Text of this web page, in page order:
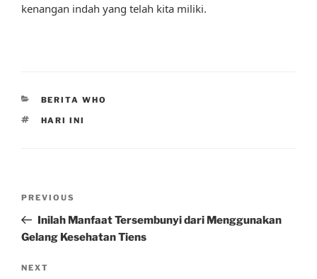
kenangan indah yang telah kita miliki.
CATEGORIES
BERITA WHO
TAGS
HARI INI
Previous
Post
PREVIOUS
Inilah Manfaat Tersembunyi dari Menggunakan
Gelang Kesehatan Tiens
Next
NEXT